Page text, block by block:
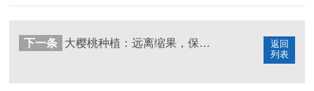
返回
列表
下一条 大樱桃种植：远离缩果，保住产量